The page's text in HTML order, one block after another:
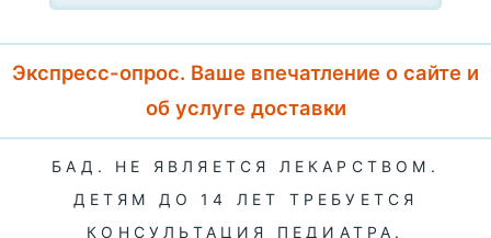
Экспресс-опрос. Ваше впечатление о сайте и
об услуге доставки
БАД. НЕ ЯВЛЯЕТСЯ ЛЕКАРСТВОМ.
ДЕТЯМ ДО 14 ЛЕТ ТРЕБУЕТСЯ
КОНСУЛЬТАЦИЯ ПЕДИАТРА.